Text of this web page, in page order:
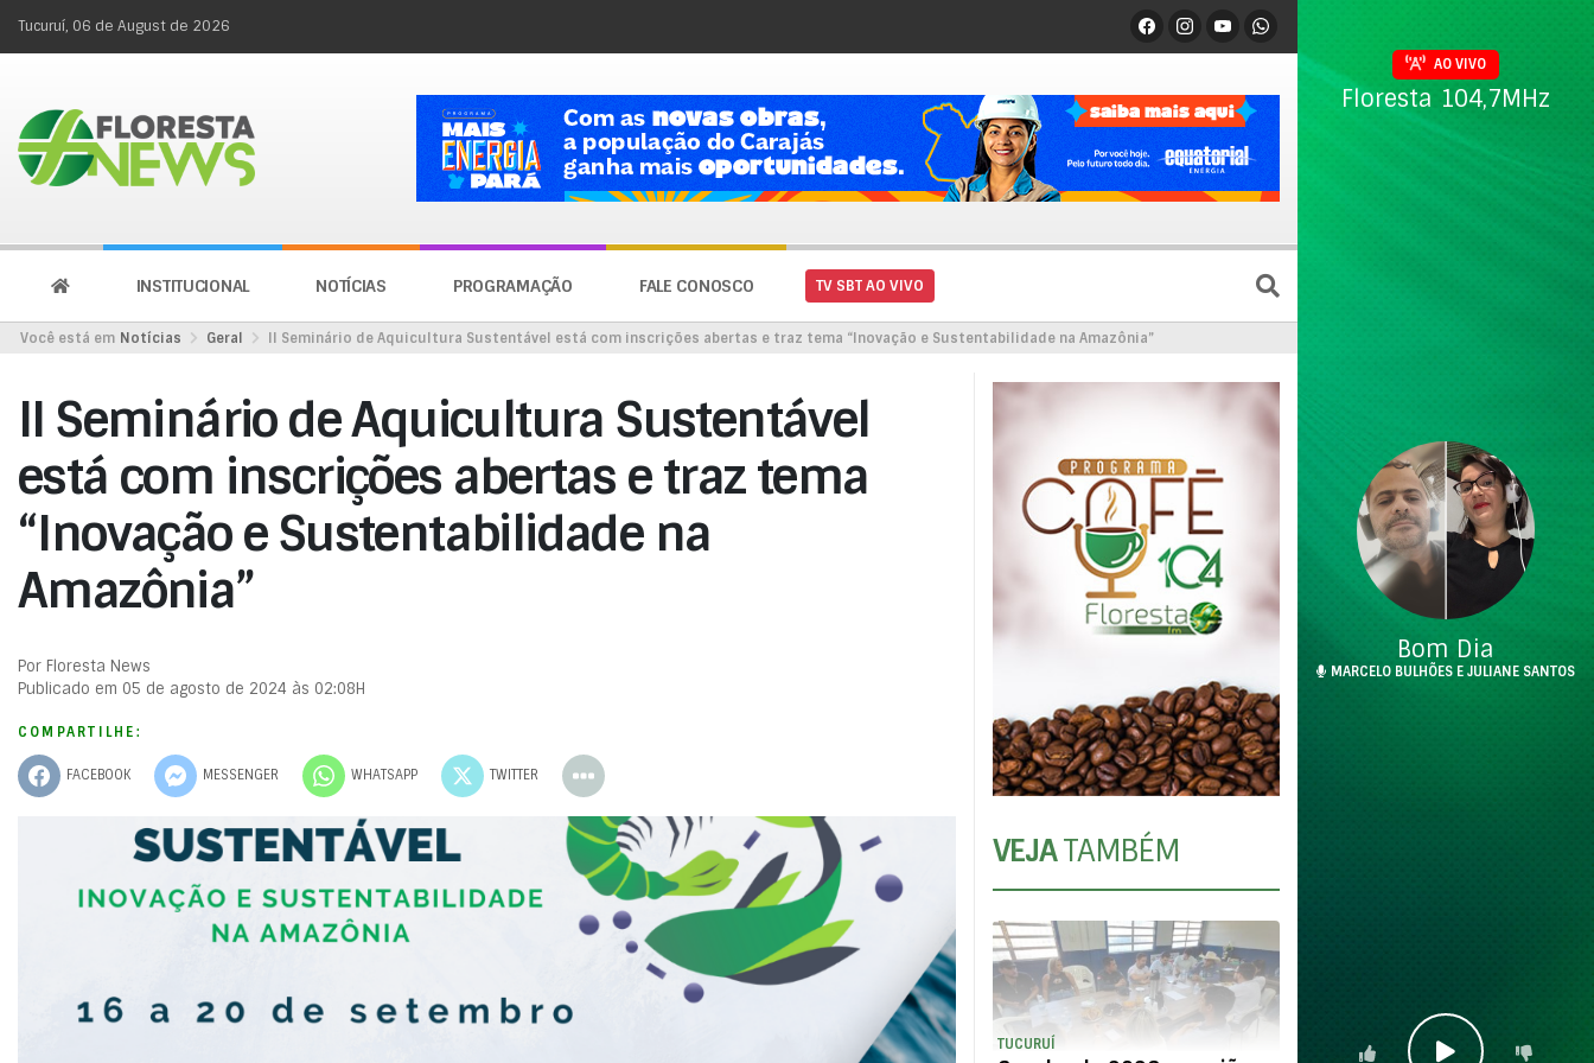
Tucuruí, 06 de August de 2026
INSTITUCIONAL NOTÍCIAS PROGRAMAÇÃO FALE CONOSCO TV SBT AO VIVO
Você está em Notícias Geral II Seminário de Aquicultura Sustentável está com inscrições abertas e traz tema “Inovação e Sustentabilidade na Amazônia”
II Seminário de Aquicultura Sustentável
está com inscrições abertas e traz tema
“Inovação e Sustentabilidade na
Amazônia”
Por Floresta News
Publicado em 05 de agosto de 2024 às 02:08H
COMPARTILHE:
FACEBOOK MESSENGER WHATSAPP TWITTER
VEJATAMBÉM
TUCURUÍ
AO VIVO
Floresta 104,7MHz
Bom Dia
MARCELO BULHÕES E JULIANE SANTOS